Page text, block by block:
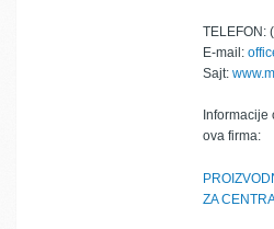
TELEFON:
E-mail:
Sajt:
ova firma:
ZA